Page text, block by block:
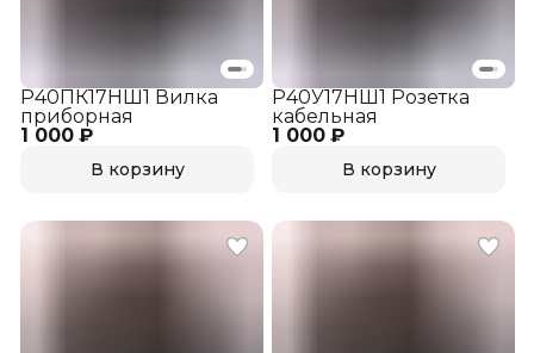
1 000 ₽
Р40ПК17НШ1 Вилка
приборная
В корзину
1 000 ₽
Р40У17НШ1 Розетка
кабельная
В корзину